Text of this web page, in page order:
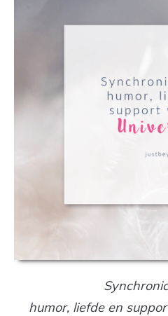
humor, liefde en